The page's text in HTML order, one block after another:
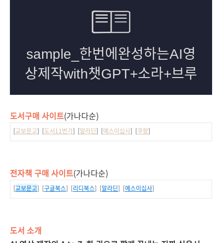
도서구매 사이트(가나다순)
[교보문고] [도서11번가] [알라딘] [예스이십사] [쿠팡]
전자책 구매 사이트(가나다순)
[교보문고] [구글북스] [리디북스] [알라딘] [예스이십사]
도서 소개